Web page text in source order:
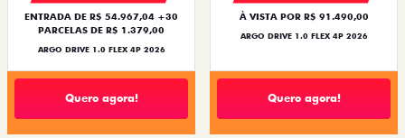
ENTRADA DE R$ 54.967,04 +30
PARCELAS DE R$ 1.379,00
ARGO DRIVE 1.0 FLEX 4P 2026
Quero agora!
À VISTA POR R$ 91.490,00
ARGO DRIVE 1.0 FLEX 4P 2026
Quero agora!